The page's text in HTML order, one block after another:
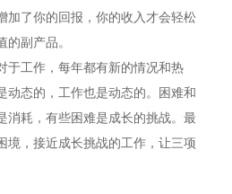
加了你的回报，你的收入才会轻松
的副产品。
于工作，每年都有新的情况和热
动态的，工作也是动态的。困难和
消耗，有些困难是成长的挑战。最
境，接近成长挑战的工作，让三项